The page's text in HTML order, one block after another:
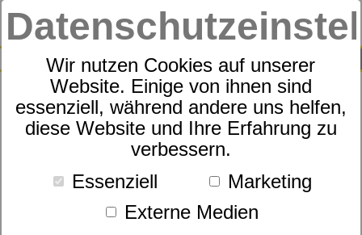
Wir nutzen Cookies auf unserer
Website. Einige von ihnen sind
essenziell, während andere uns helfen,
diese Website und Ihre Erfahrung zu
verbessern.
Essenziell
Marketing
Externe Medien
SUCHE
0
Elegante Bettwäsche
Classico Linea 7023